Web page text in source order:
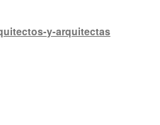
y-arquitectas